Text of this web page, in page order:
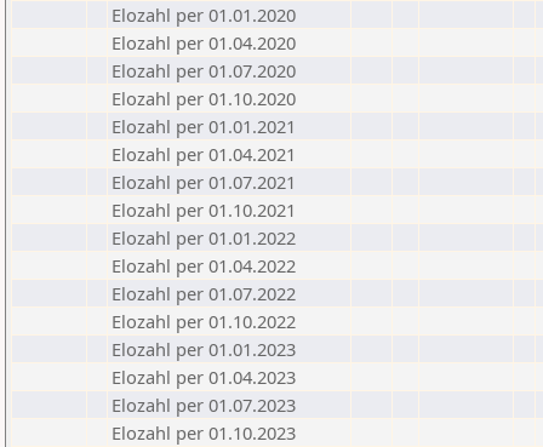
Elozahl per 01.01.2020
Elozahl per 01.04.2020
Elozahl per 01.07.2020
Elozahl per 01.10.2020
Elozahl per 01.01.2021
Elozahl per 01.04.2021
Elozahl per 01.07.2021
Elozahl per 01.10.2021
Elozahl per 01.01.2022
Elozahl per 01.04.2022
Elozahl per 01.07.2022
Elozahl per 01.10.2022
Elozahl per 01.01.2023
Elozahl per 01.04.2023
Elozahl per 01.07.2023
Elozahl per 01.10.2023